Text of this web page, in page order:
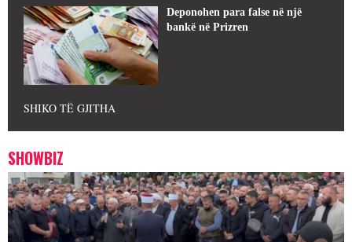
Deponohen para false në një
bankë në Prizren
SHIKO TË GJITHA
SHOWBIZ